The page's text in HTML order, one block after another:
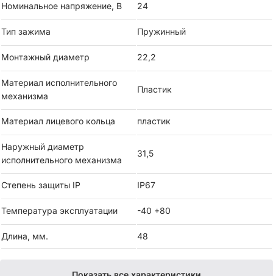
Номинальное напряжение, В 24
Тип зажима Пружинный
Монтажный диаметр 22,2
Материал исполнительного
механизма
Пластик
Материал лицевого кольца пластик
Наружный диаметр
исполнительного механизма
31,5
Степень защиты IP IP67
Температура эксплуатации -40 +80
Длина, мм. 48